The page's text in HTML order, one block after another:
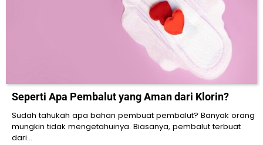
Seperti Apa Pembalut yang Aman dari Klorin?
Sudah tahukah apa bahan pembuat pembalut? Banyak orang
mungkin tidak mengetahuinya. Biasanya, pembalut terbuat
dari…